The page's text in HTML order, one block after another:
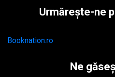
Urmărește-ne
Booknation.ro
Ne